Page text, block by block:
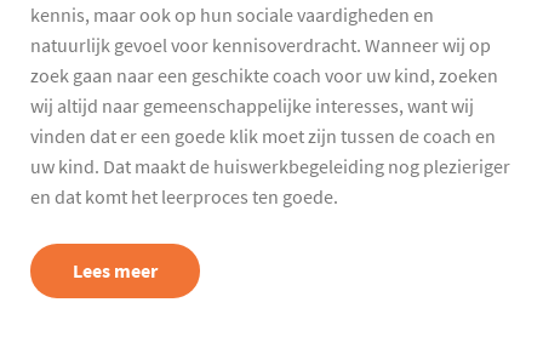
kennis, maar ook op hun sociale vaardigheden en
natuurlijk gevoel voor kennisoverdracht. Wanneer wij op
zoek gaan naar een geschikte coach voor uw kind, zoeken
wij altijd naar gemeenschappelijke interesses, want wij
vinden dat er een goede klik moet zijn tussen de coach en
uw kind. Dat maakt de huiswerkbegeleiding nog plezieriger
en dat komt het leerproces ten goede.
Lees meer